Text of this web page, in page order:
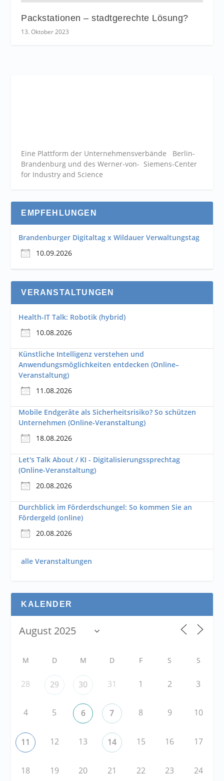
Packstationen – stadtgerechte Lösung?
13. Oktober 2023
Eine Plattform der Unternehmensverbände Berlin-
Brandenburg und des Werner-von- Siemens-Center
for Industry and Science
EMPFEHLUNGEN
Brandenburger Digitaltag x Wildauer Verwaltungstag
10.09.2026
VERANSTALTUNGEN
Health-IT Talk: Robotik (hybrid)
10.08.2026
Künstliche Intelligenz verstehen und
Anwendungsmöglichkeiten entdecken (Online–
Veranstaltung)
11.08.2026
Mobile Endgeräte als Sicherheitsrisiko? So schützen
Unternehmen (Online-Veranstaltung)
18.08.2026
Let's Talk About / KI - Digitalisierungssprechtag
(Online-Veranstaltung)
20.08.2026
Durchblick im Förderdschungel: So kommen Sie an
Fördergeld (online)
20.08.2026
alle Veranstaltungen
KALENDER
M D M D F S S
28 29 30 31 1 2 3
4 5 6 7 8 9 10
11 12 13 14 15 16 17
18 19 20 21 22 23 24